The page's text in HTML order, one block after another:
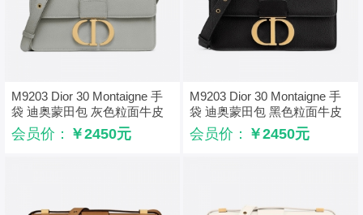
M9203 Dior 30 Montaigne 手
袋 迪奥蒙田包 灰色粒面牛皮
革
会员价： ￥2450元
M9203 Dior 30 Montaigne 手
袋 迪奥蒙田包 黑色粒面牛皮
革
会员价： ￥2450元